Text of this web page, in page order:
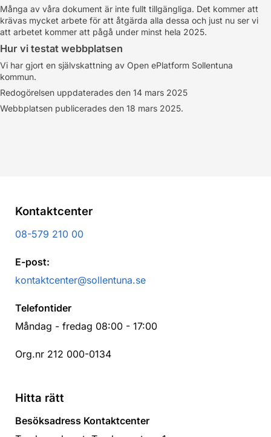
Många av våra dokument är inte fullt tillgängliga. Det kommer att
krävas mycket arbete för att åtgärda alla dessa och just nu ser vi
att arbetet kommer att pågå under minst hela 2025.
Hur vi testat webbplatsen
Vi har gjort en självskattning av Open ePlatform Sollentuna
kommun.
Redogörelsen uppdaterades den 14 mars 2025
Webbplatsen publicerades den 18 mars 2025.
Kontaktcenter
08-579 210 00
E-post:
kontaktcenter@sollentuna.se
Telefontider
Måndag - fredag 08:00 - 17:00
Org.nr 212 000-0134
Hitta rätt
Besöksadress Kontaktcenter